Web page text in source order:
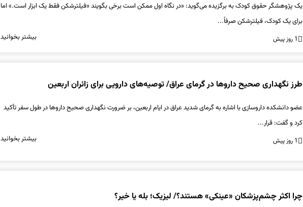
یک پژوهشگر حقوق کودک به برگزیده می‌گوید: «در نگاه اول ممکن است برخی بگویند «فیلترشکن فقط یک ابزار است.» اما
برای یک کودک، فیلترشکن صرفاً...
1 روز پیش بیشتر بخوانید
طرز نگهداری صحیح داروها در گرمای عراق/ توصیه‌های دارویی برای زائران اربعین
عضو دانشکده داروسازی با اشاره به گرمای شدید عراق در ایام اربعین، بر ضرورت نگهداری صحیح داروها در طول سفر تأکید
کرد و گفت: قرار...
1 روز پیش بیشتر بخوانید
چرا اکثر چشم‌پزشکان «عینکی» هستند؟/ لیزیک؛ بله یا خیر؟